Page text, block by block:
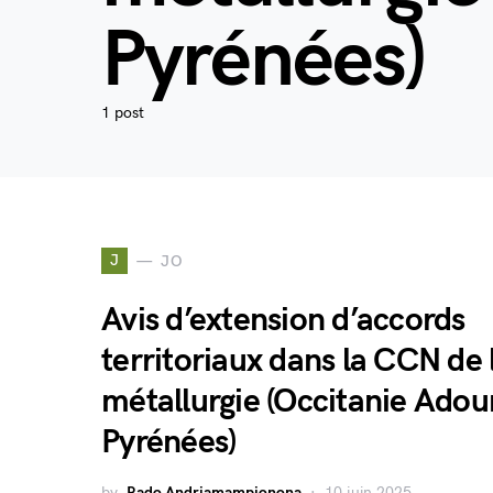
Pyrénées)
1 post
J JO
Avis d’extension d’accords
territoriaux dans la CCN de
métallurgie (Occitanie
Pyrénées)